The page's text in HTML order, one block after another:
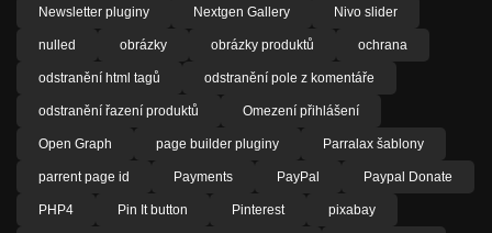
Newsletter pluginy Nextgen Gallery Nivo slider
nulled obrázky obrázky produktů ochrana
odstranění html tagů odstranění pole z komentáře
odstranění řazení produktů Omezení přihlášení
Open Graph page builder pluginy Parralax šablony
parrent page id Payments PayPal Paypal Donate
PHP4 Pin It button Pinterest pixabay